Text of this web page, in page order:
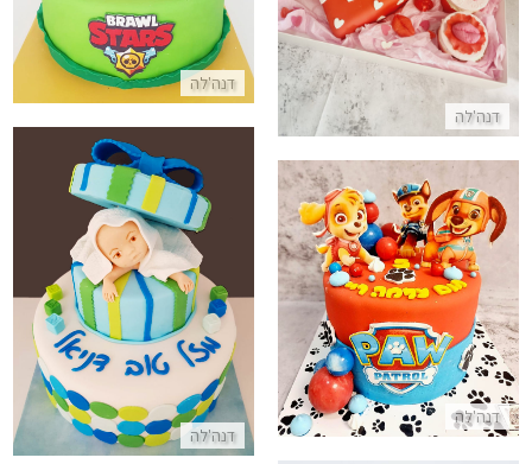
דנה'לה
דנה'לה
התקשר/י
דנה'לה
עוגה לברית לבן
התקשר/י
דנה'לה
עוגת הכלבלבים של מפרץ ההרפתקאות
התקשר/י